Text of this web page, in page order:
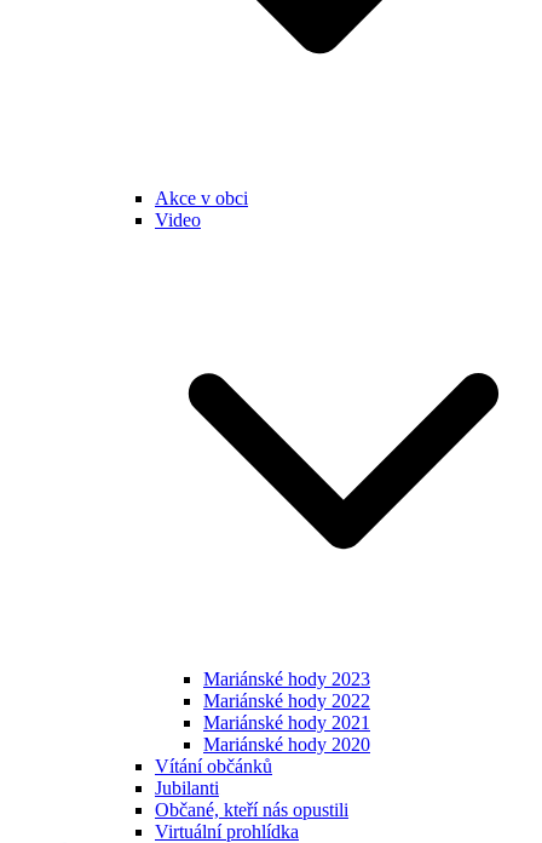
Akce v obci
Video
Mariánské hody 2023
Mariánské hody 2022
Mariánské hody 2021
Mariánské hody 2020
Vítání občánků
Jubilanti
Občané, kteří nás opustili
Virtuální prohlídka